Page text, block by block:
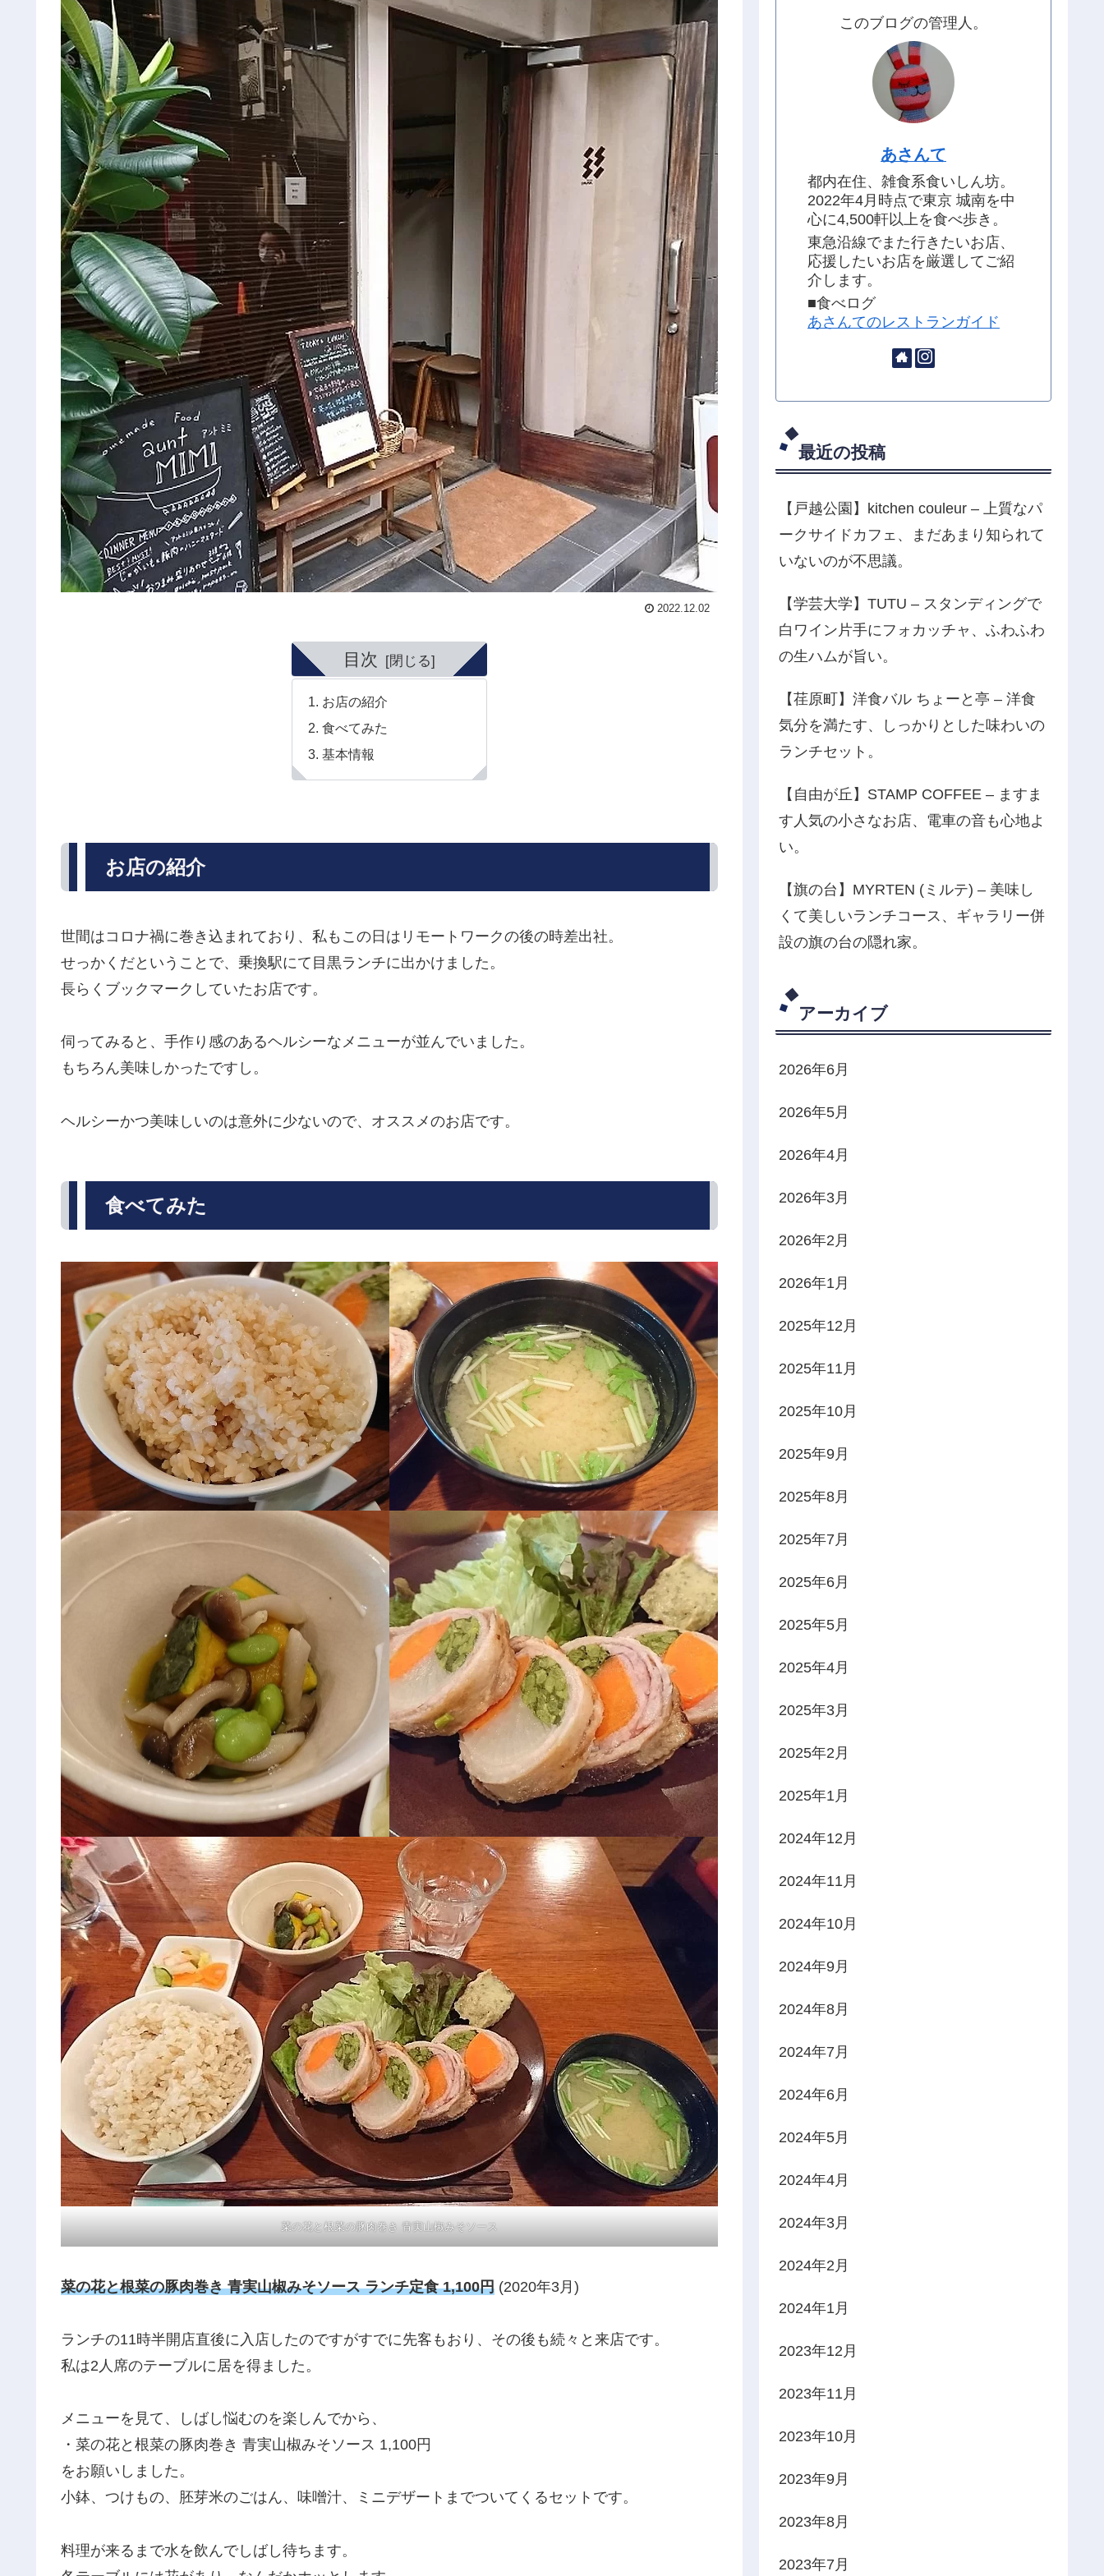
2022.12.02
目次
お店の紹介
食べてみた
基本情報
お店の紹介
世間はコロナ禍に巻き込まれており、私もこの日はリモートワークの後の時差出社。
せっかくだということで、乗換駅にて目黒ランチに出かけました。
長らくブックマークしていたお店です。
伺ってみると、手作り感のあるヘルシーなメニューが並んでいました。
もちろん美味しかったですし。
ヘルシーかつ美味しいのは意外に少ないので、オススメのお店です。
食べてみた
菜の花と根菜の豚肉巻き 青実山椒みそソース
菜の花と根菜の豚肉巻き 青実山椒みそソース ランチ定食 1,100円 (2020年3月)
ランチの11時半開店直後に入店したのですがすでに先客もおり、その後も続々と来店です。
私は2人席のテーブルに居を得ました。
メニューを見て、しばし悩むのを楽しんでから、
・菜の花と根菜の豚肉巻き 青実山椒みそソース 1,100円
をお願いしました。
小鉢、つけもの、胚芽米のごはん、味噌汁、ミニデザートまでついてくるセットです。
料理が来るまで水を飲んでしばし待ちます。
このブログの管理人。
あさんて
都内在住、雑食系食いしん坊。
2022年4月時点で東京 城南を中
心に4,500軒以上を食べ歩き。
東急沿線でまた行きたいお店、
応援したいお店を厳選してご紹
介します。
■食べログ
あさんてのレストランガイド
最近の投稿
【戸越公園】kitchen couleur – 上質なパ
ークサイドカフェ、まだあまり知られて
いないのが不思議。
【学芸大学】TUTU – スタンディングで
白ワイン片手にフォカッチャ、ふわふわ
の生ハムが旨い。
【荏原町】洋食バル ちょーと亭 – 洋食
気分を満たす、しっかりとした味わいの
ランチセット。
【自由が丘】STAMP COFFEE – ますま
す人気の小さなお店、電車の音も心地よ
い。
【旗の台】MYRTEN (ミルテ) – 美味し
くて美しいランチコース、ギャラリー併
設の旗の台の隠れ家。
アーカイブ
2026年6月
2026年5月
2026年4月
2026年3月
2026年2月
2026年1月
2025年12月
2025年11月
2025年10月
2025年9月
2025年8月
2025年7月
2025年6月
2025年5月
2025年4月
2025年3月
2025年2月
2025年1月
2024年12月
2024年11月
2024年10月
2024年9月
2024年8月
2024年7月
2024年6月
2024年5月
2024年4月
2024年3月
2024年2月
2024年1月
2023年12月
2023年11月
2023年10月
2023年9月
2023年8月
2023年7月